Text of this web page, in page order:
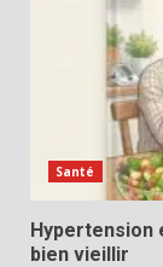
Santé
Hypertension
bien vieillir